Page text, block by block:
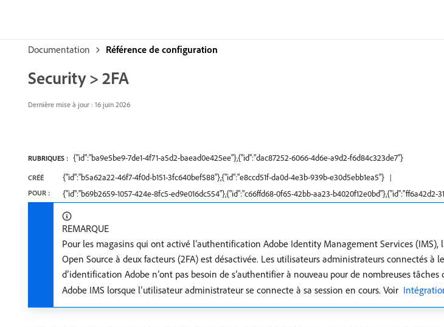
Documentation Référence de configuration
Security > 2FA
Dernière mise à jour : 16 juin 2026
RUBRIQUES : {"id":"ba9e5be9-7de1-4f71-a5d2-baead0e425ee"},{"id":"dac87252-6066-4d6e-a9d2-f6d84c323de7"}
CRÉÉ
POUR :
{"id":"b5a62a22-46f7-4f0d-b151-3fc640bef588"},{"id":"e8ccd51f-da0d-4e3b-939b-e30d5ebb1ea5"}
{"id":"b69b2659-1057-424e-8fc5-ed9e016dc554"},{"id":"c66ffd68-0f65-42bb-aa23-b4020f12e0bd"},{"id":"ff6a42d2-
REMARQUE
Pour les magasins qui ont activé l’authentification Adobe Identity Management Services
Open Source à deux facteurs (2FA) est désactivée. Les utilisateurs administrateurs connectés
d’identification Adobe n’ont pas besoin de s’authentifier à nouveau pour de nombreuses
Adobe IMS lorsque l’utilisateur administrateur se connecte à sa session en cours. Voir